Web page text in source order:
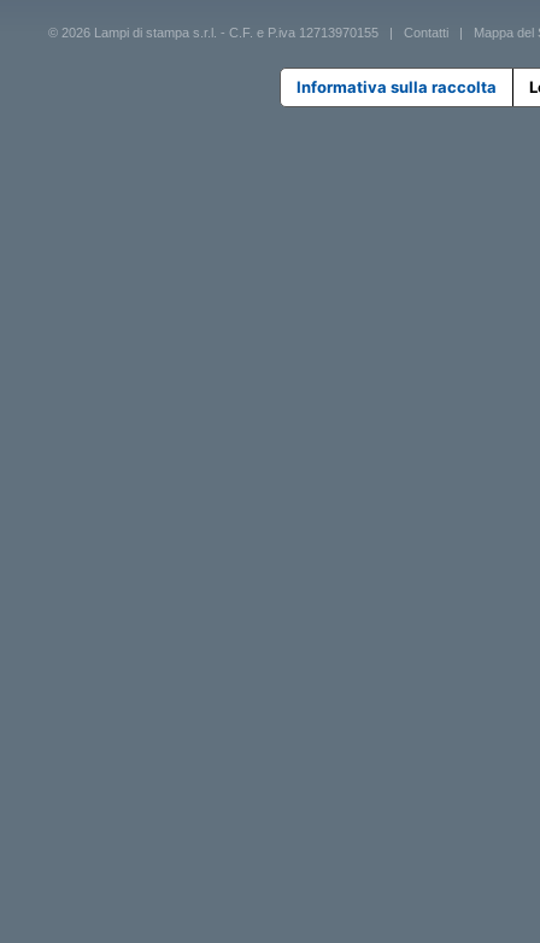
© 2026 Lampi di stampa s.r.l. - C.F. e P.iva 12713970155 | Contatti Mappa del
Informativa sulla raccolta